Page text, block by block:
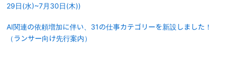
29日(水)~7月30日(木))
AI関連の依頼増加に伴い、31の仕事カテゴリーを新設しました！
（ランサー向け先行案内）